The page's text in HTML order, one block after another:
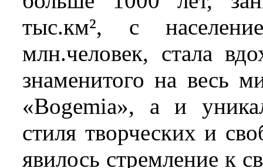
тыс.км², с
млн.человек, стала
знаменитого на весь
«Bogemia», а и
стиля творческих и
явилось стремление к